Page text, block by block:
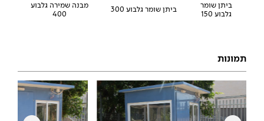
ביתן שומר
גלבוע 150
ביתן שומר גלבוע 300
מבנה שמירה גלבוע
400
תמונות